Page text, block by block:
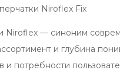
Niroflex Fix
Niroflex — синоним
и глубина
и потребности